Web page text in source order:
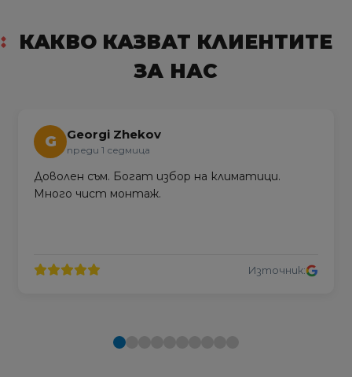
КАКВО КАЗВАТ КЛИЕНТИТЕ
ЗА НАС
G Georgi Zhekov
преди 1 седмица
Доволен съм. Богат избор на климатици.
Много чист монтаж.
Източник: